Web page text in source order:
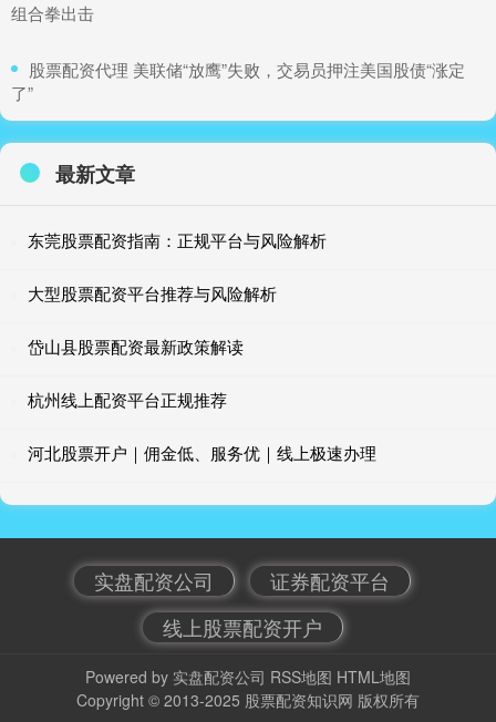
组合拳出击
​股票配资代理 美联储“放鹰”失败，交易员押注美国股债“涨定
了”
最新文章
东莞股票配资指南：正规平台与风险解析
大型股票配资平台推荐与风险解析
岱山县股票配资最新政策解读
杭州线上配资平台正规推荐
河北股票开户｜佣金低、服务优｜线上极速办理
实盘配资公司
证券配资平台
线上股票配资开户
Powered by 实盘配资公司 RSS地图 HTML地图
Copyright © 2013-2025 股票配资知识网 版权所有